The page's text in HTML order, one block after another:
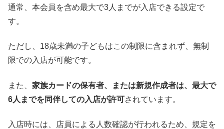
通常、本会員を含め最大で3人までが入店できる設定で
す。
ただし、18歳未満の子どもはこの制限に含まれず、無制
限での入店が可能です。
また、 家族カードの保有者、または新規作成者は、最大で
6人までを同伴しての入店が許可されています。
入店時には、店員による人数確認が行われるため、規定を